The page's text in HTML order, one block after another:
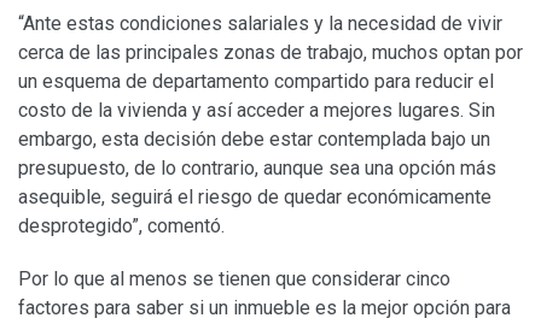
“Ante estas condiciones salariales y la necesidad de vivir
cerca de las principales zonas de trabajo, muchos optan por
un esquema de departamento compartido para reducir el
costo de la vivienda y así acceder a mejores lugares. Sin
embargo, esta decisión debe estar contemplada bajo un
presupuesto, de lo contrario, aunque sea una opción más
asequible, seguirá el riesgo de quedar económicamente
desprotegido”, comentó.
Por lo que al menos se tienen que considerar cinco
factores para saber si un inmueble es la mejor opción para